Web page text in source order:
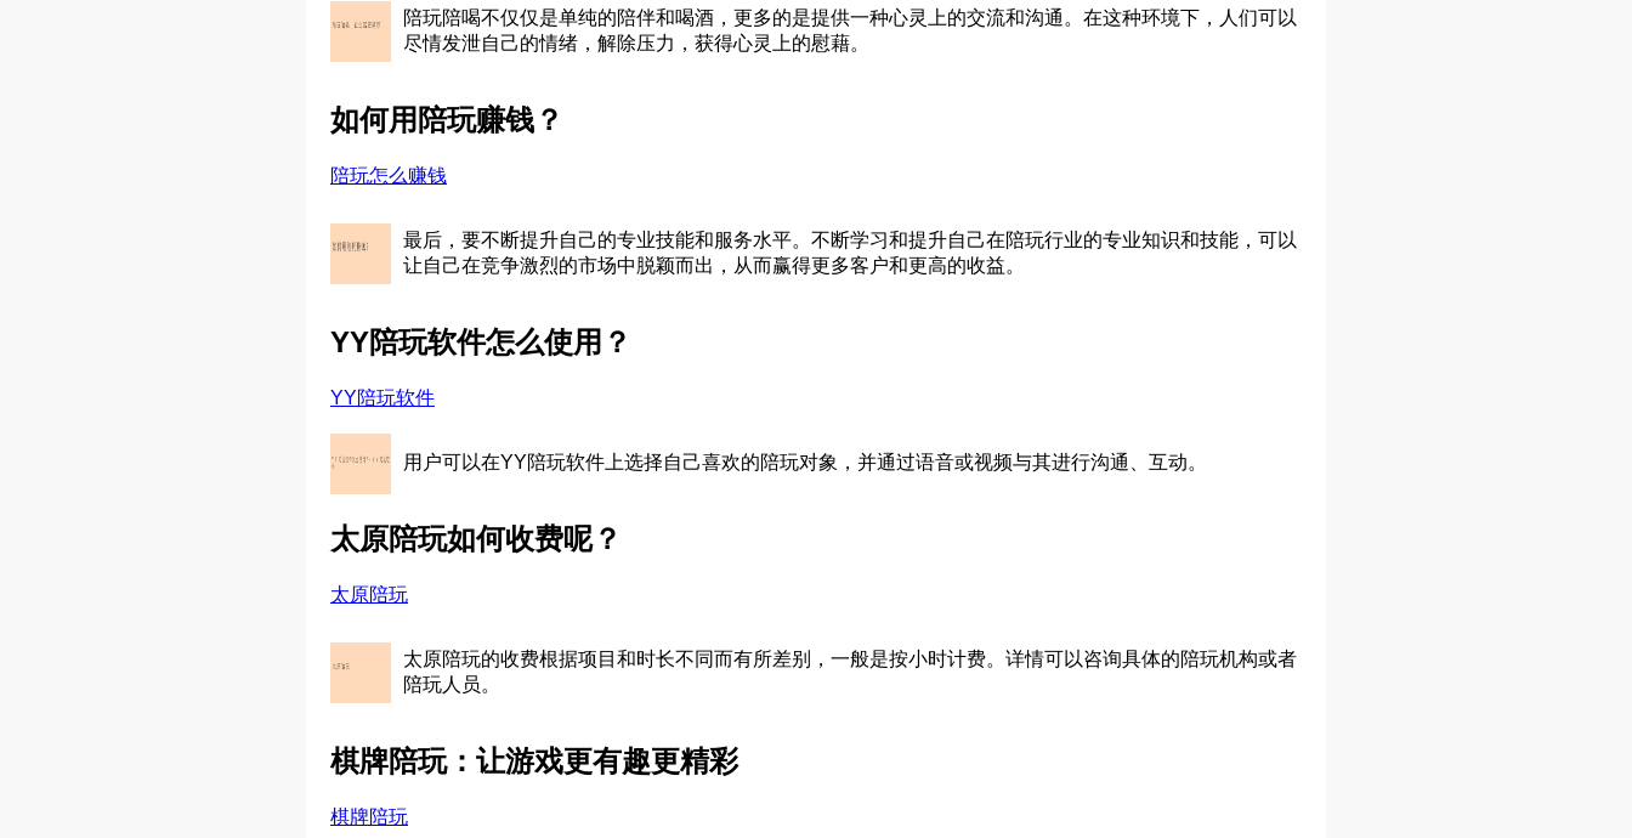
陪玩陪喝不仅仅是单纯的陪伴和喝酒，更多的是提供一种心灵上的交流和沟通。在这种环境下，人们可以
尽情发泄自己的情绪，解除压力，获得心灵上的慰藉。
如何用陪玩赚钱？
陪玩怎么赚钱
最后，要不断提升自己的专业技能和服务水平。不断学习和提升自己在陪玩行业的专业知识和技能，可以
让自己在竞争激烈的市场中脱颖而出，从而赢得更多客户和更高的收益。
YY陪玩软件怎么使用？
YY陪玩软件
用户可以在YY陪玩软件上选择自己喜欢的陪玩对象，并通过语音或视频与其进行沟通、互动。
太原陪玩如何收费呢？
太原陪玩
太原陪玩的收费根据项目和时长不同而有所差别，一般是按小时计费。详情可以咨询具体的陪玩机构或者
陪玩人员。
棋牌陪玩：让游戏更有趣更精彩
棋牌陪玩